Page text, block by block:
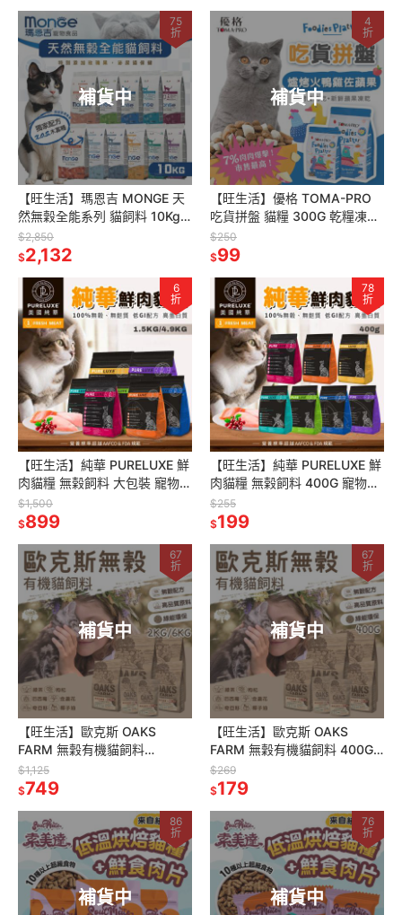
補貨中
75
折
【旺生活】瑪恩吉 MONGE 天
然無穀全能系列 貓飼料 10Kg
無穀全齡糧 天然無穀貓糧
$2,850
$2,132
補貨中
4
折
【旺生活】優格 TOMA-PRO
吃貨拼盤 貓糧 300G 乾糧凍乾
拼盤 毛孩主食 乾飼料 寵物飼料
$250
$99
6
折
【旺生活】純華 PURELUXE 鮮
肉貓糧 無榖飼料 大包裝 寵物飼
料 貓飼料 鮮肉無穀
$1,500
$899
78
折
【旺生活】純華 PURELUXE 鮮
肉貓糧 無榖飼料 400G 寵物飼
料 貓飼料 鮮肉無穀
$255
$199
補貨中
67
折
【旺生活】歐克斯 OAKS
FARM 無穀有機貓飼料
2KG/6KG 無穀貓飼料 貓飼料
有機無穀食材
$1,125
$749
補貨中
67
折
【旺生活】歐克斯 OAKS
FARM 無穀有機貓飼料 400G
無穀貓飼料 貓飼料 有機無穀食
材
$269
$179
補貨中
86
折
補貨中
76
折